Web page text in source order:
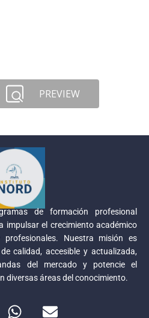
PREVIEW
de formación profesional
impulsar el crecimiento académico
Nuestra misión es
calidad, accesible y actualizada,
del mercado y potencie el
diversas áreas del conocimiento.